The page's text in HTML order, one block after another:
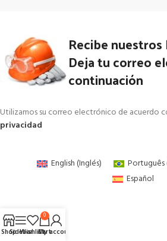
Recibe
Deja tu correo
continuación
Utilizamos su correo electrónico de acuerdo
privacidad
ShopSidebarWishlist
0
Cart
My account
English(Inglés) Português
Español